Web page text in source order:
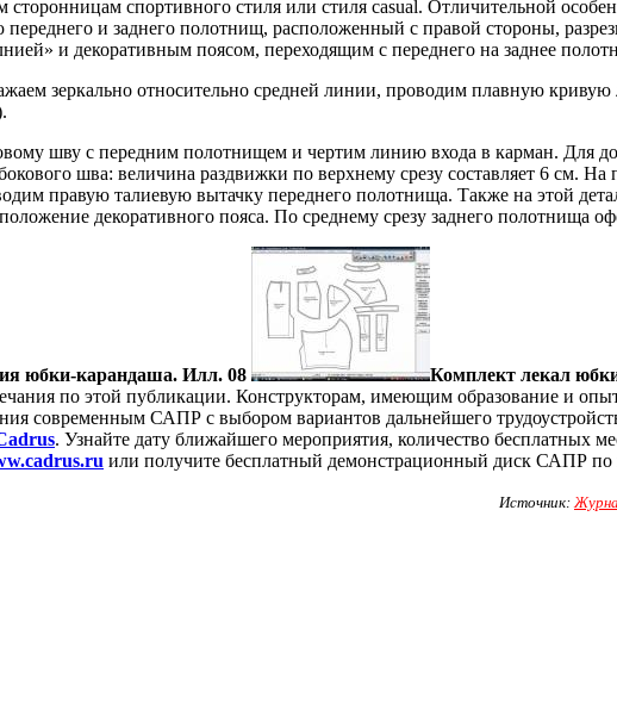
спортивного стиля или стиля casual. Отличительной
и заднего полотнищ, расположенный с правой стороны,
и декоративным поясом, переходящим с переднего на заднее
зеркально относительно средней линии, проводим плавную
шву с передним полотнищем и чертим линию входа в карман. Для
шва: величина раздвижки по верхнему срезу составляет 6 см.
правую талиевую вытачку переднего полотнища. Также на этой
декоративного пояса. По среднему срезу заднего полотнища
юбки-карандаша. Илл. 08
Комплект лекал
по этой публикации. Конструкторам, имеющим образование и
современным САПР с выбором вариантов дальнейшего
. Узнайте дату ближайшего мероприятия, количество бесплатных
или получите бесплатный демонстрационный диск САПР по
Источник: